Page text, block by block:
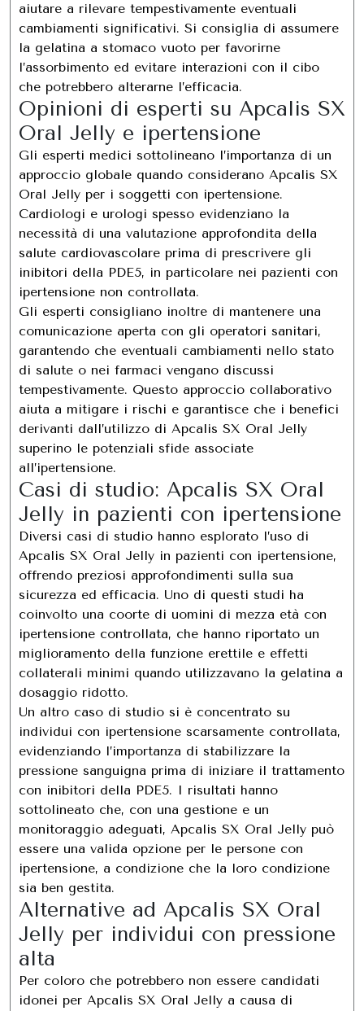
aiutare a rilevare tempestivamente eventuali
cambiamenti significativi. Si consiglia di assumere
la gelatina a stomaco vuoto per favorirne
l’assorbimento ed evitare interazioni con il cibo
che potrebbero alterarne l’efficacia.
Opinioni di esperti su Apcalis SX
Oral Jelly e ipertensione
Gli esperti medici sottolineano l’importanza di un
approccio globale quando considerano Apcalis SX
Oral Jelly per i soggetti con ipertensione.
Cardiologi e urologi spesso evidenziano la
necessità di una valutazione approfondita della
salute cardiovascolare prima di prescrivere gli
inibitori della PDE5, in particolare nei pazienti con
ipertensione non controllata.
Gli esperti consigliano inoltre di mantenere una
comunicazione aperta con gli operatori sanitari,
garantendo che eventuali cambiamenti nello stato
di salute o nei farmaci vengano discussi
tempestivamente. Questo approccio collaborativo
aiuta a mitigare i rischi e garantisce che i benefici
derivanti dall’utilizzo di Apcalis SX Oral Jelly
superino le potenziali sfide associate
all’ipertensione.
Casi di studio: Apcalis SX Oral
Jelly in pazienti con ipertensione
Diversi casi di studio hanno esplorato l’uso di
Apcalis SX Oral Jelly in pazienti con ipertensione,
offrendo preziosi approfondimenti sulla sua
sicurezza ed efficacia. Uno di questi studi ha
coinvolto una coorte di uomini di mezza età con
ipertensione controllata, che hanno riportato un
miglioramento della funzione erettile e effetti
collaterali minimi quando utilizzavano la gelatina a
dosaggio ridotto.
Un altro caso di studio si è concentrato su
individui con ipertensione scarsamente controllata,
evidenziando l’importanza di stabilizzare la
pressione sanguigna prima di iniziare il trattamento
con inibitori della PDE5. I risultati hanno
sottolineato che, con una gestione e un
monitoraggio adeguati, Apcalis SX Oral Jelly può
essere una valida opzione per le persone con
ipertensione, a condizione che la loro condizione
sia ben gestita.
Alternative ad Apcalis SX Oral
Jelly per individui con pressione
alta
Per coloro che potrebbero non essere candidati
idonei per Apcalis SX Oral Jelly a causa di